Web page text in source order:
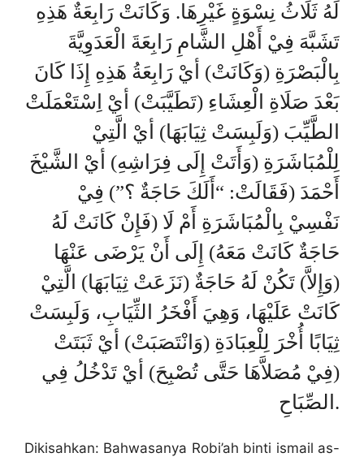
لَهُ ثَلَاثُ نِسْوَةٍ غَيْرِهَا. وَكَانَتْ رَابِعَةٌ هَذِهِ
تَشَبَّهَ فِيْ أَهْلِ الشَّامِ رَابِعَةَ الْعَدَوِيَّةَ
بِالْبَصْرَةِ (وَكَانَتْ) أيْ رَابِعَةُ هَذِهِ إِذَا كَانَ
بَعْدَ صَلَاةِ الْعِشَاءِ (تَطَيَّبَتْ) أيْ اِسْتَعْمَلَتْ
الطَّيِّبَ (وَلَبِسَتْ ثِيَابَهَا) أيْ الَّتِيْ
لِلْمُبَاشَرَةِ (وَأَتَتْ إِلَى فِرَاشِهِ) أيْ الشَّيْخَ
أَحْمَدَ (فَقَالَتْ: “أَلَكَ حَاجَةٌ ؟”) فِيْ
نَفْسِيْ بِالْمُبَاشَرَةِ أَمْ لَا (فَإِنْ كَانَتْ لَهُ
حَاجَةٌ كَانَتْ مَعَهُ) إِلَى أَنْ يَرْضَى عَنْهَا
(وَإِلاَّ) تَكُنْ لَهُ حَاجَةٌ (نَزَعَتْ ثِيَابَهَا) الَّتِيْ
كَانَتْ عَلَيْهَا، وَهِيَ أَفْخَرُ الثِّيَابِ، وَلَبِسَتْ
ثِيَابًا أُخْرَ لِلْعِبَادَةِ (وَانْتَصَبَتْ) أيْ ثَبَتَتْ
(فِيْ مُصَلاَّهَا حَتَّى تُصْبِحَ) أيْ تَدْخُلُ فِي
الصِّبَاحِ.
Dikisahkan: Bahwasanya Robi’ah binti ismail as-